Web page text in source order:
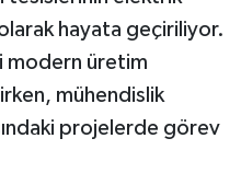
hayata geçiriliyor.
modern üretim
mühendislik
projelerde görev